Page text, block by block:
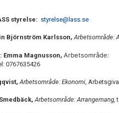
styrelse: styrelse@lass.se
Björnström Karlsson,Arbetsområde:
: Emma Magnusson, Arbetsområde:
0767635426
Arbetsområde: Ekonomi,
Arbetsområde: Arrangemang,